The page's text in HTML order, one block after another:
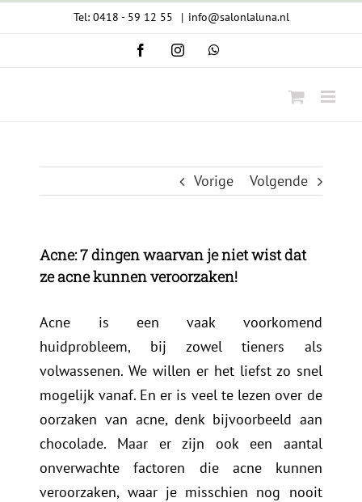
Tel: 0418 - 59 12 55 | info@salonlaluna.nl
FacebookInstagramWhatsApp
Vorige Volgende
Acne: 7 dingen waarvan je niet wist dat
ze acne kunnen veroorzaken!
Acne is een vaak voorkomend
huidprobleem, bij zowel tieners als
volwassenen. We willen er het liefst zo snel
mogelijk vanaf. En er is veel te lezen over de
oorzaken van acne, denk bijvoorbeeld aan
chocolade. Maar er zijn ook een aantal
onverwachte factoren die acne kunnen
veroorzaken, waar je misschien nog nooit